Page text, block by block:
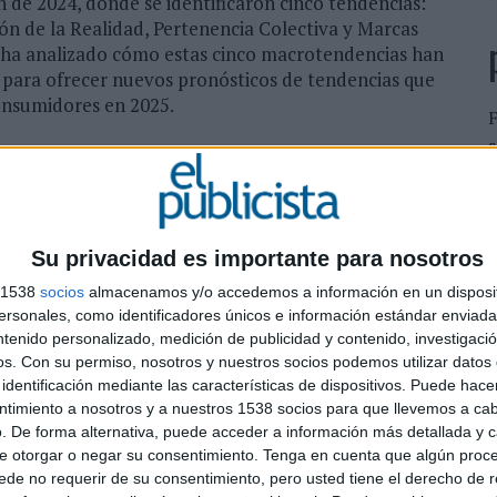
Su privacidad es importante para nosotros
socios almacenamos y/o accedemos a información en un
como identificadores únicos e información estándar
personalizado, medición de publicidad y contenido,
Con su permiso, nosotros y nuestros socios podemos utilizar datos
mediante las características de dispositivos. Puede
a nosotros y a nuestros 1538 socios para que llevemos a
De forma alternativa, puede acceder a información más detallada y
otorgar o negar su consentimiento. Tenga en cuenta que algún
no requerir de su consentimiento, pero usted tiene el derecho de
de la Realidad, Pertenencia Colectiva y Marcas
analizado cómo estas cinco macrotendencias han
ofrecer nuevos pronósticos de tendencias que
en 2025.
incremento en:
con y sin alcohol durante un mismo
la tendencia ya vista en el informe del año
bienestar e interacciones sociales más pausadas:
desacelerados” (tendencia que invita
visto uno de los crecimientos más acentuados
el amor propio”.
únicas
que se convierta en un recuerdo para toda la vida.